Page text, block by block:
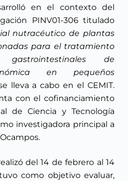
en el contexto del
PINV01-306 titulado
nutracéutico de plantas
para el tratamiento
de
en pequeños
lleva a cabo en el CEMIT.
con el cofinanciamiento
de Ciencia y Tecnología
investigadora principal a
del 14 de febrero al 14
como objetivo evaluar,